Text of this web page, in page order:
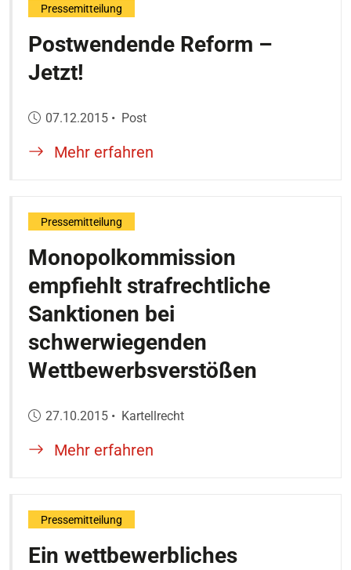
Postwendende Reform –
Jetzt!
Veröffentlicht am:
07.12.2015 • Post
Pressemitteilung
Mehr erfahren
Monopolkommission
empfiehlt strafrechtliche
Sanktionen bei
schwerwiegenden
Wettbewerbsverstößen
Veröffentlicht am:
27.10.2015 • Kartellrecht
Pressemitteilung
Mehr erfahren
Ein wettbewerbliches
Pressemitteilung